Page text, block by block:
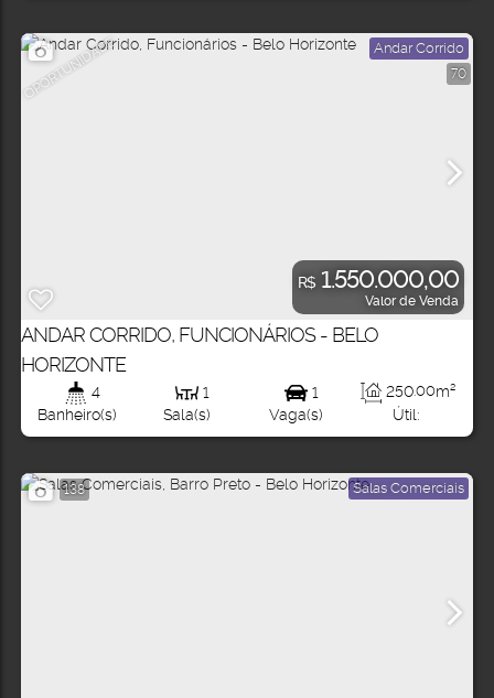
OPORTUNIDADE 70
Andar Corrido
R$ 1.550.000,00
Valor de Venda
ANDAR CORRIDO, FUNCIONÁRIOS - BELO
HORIZONTE
4
Banheiro(s)
1
Sala(s)
1
Vaga(s)
Útil:
250.00m²
138 Salas Comerciais